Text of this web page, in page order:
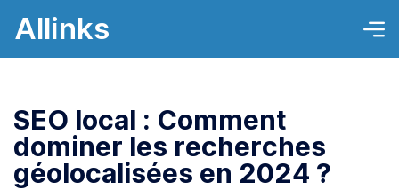
Allinks
SEO local : Comment
dominer les recherches
géolocalisées en 2024 ?